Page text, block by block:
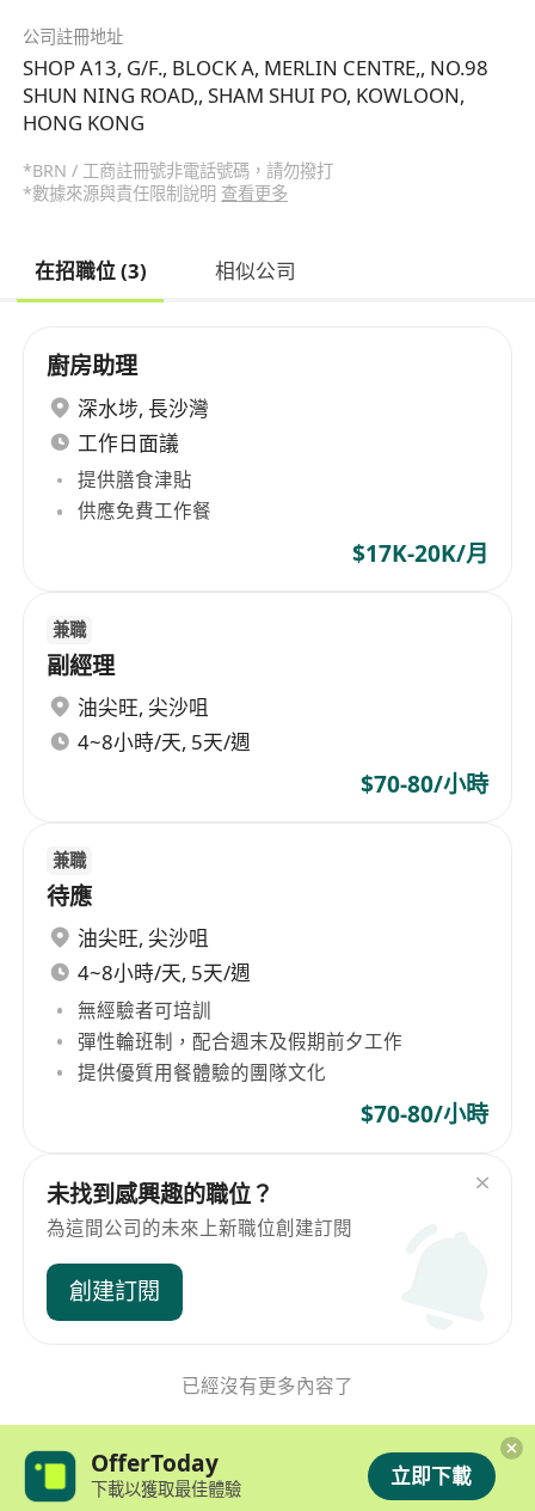
公司註冊地址
SHOP A13, G/F., BLOCK A, MERLIN CENTRE,, NO.98
SHUN NING ROAD,, SHAM SHUI PO, KOWLOON,
HONG KONG
*BRN / 工商註冊號非電話號碼，請勿撥打
*數據來源與責任限制說明 查看更多
在招職位 (3) 相似公司
廚房助理
深水埗, 長沙灣
工作日面議
提供膳食津貼
供應免費工作餐
$17K-20K/月
兼職
副經理
油尖旺, 尖沙咀
4~8小時/天, 5天/週
$70-80/小時
兼職
待應
油尖旺, 尖沙咀
4~8小時/天, 5天/週
無經驗者可培訓
彈性輪班制，配合週末及假期前夕工作
提供優質用餐體驗的團隊文化
$70-80/小時
未找到感興趣的職位？
為這間公司的未來上新職位創建訂閱
創建訂閱
已經沒有更多內容了
OfferToday
下載以獲取最佳體驗 立即下載